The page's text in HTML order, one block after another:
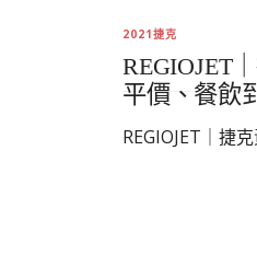
2021捷克
REGIOJET
平價、餐飲
REGIOJET｜捷